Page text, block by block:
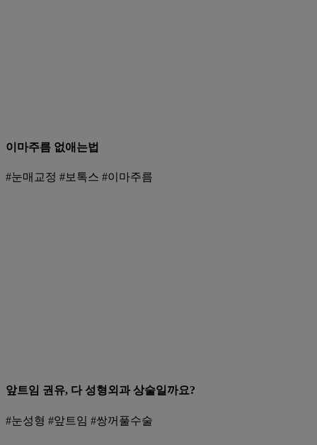
이마주름 없애는법
#눈매교정 #보톡스 #이마주름
앞트임 권유, 다 성형외과 상술일까요?
#눈성형 #앞트임 #쌍꺼풀수술